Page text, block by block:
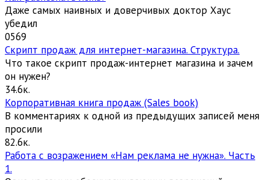
Даже самых наивных и доверчивых доктор Хаус
убедил
0569
Скрипт продаж для интернет-магазина. Структура.
Что такое скрипт продаж-интернет магазина и зачем
он нужен?
34.6к.
Корпоративная книга продаж (Sales book)
В комментариях к одной из предыдущих записей меня
просили
82.6к.
Работа с возражением «Нам реклама не нужна». Часть
1.